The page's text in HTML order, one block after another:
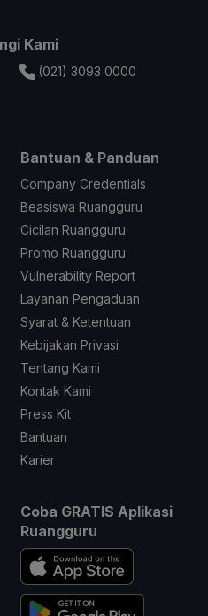
Kami
(021) 3093 0000
Bantuan & Panduan
Company Credentials
Beasiswa Ruangguru
Cicilan Ruangguru
Promo Ruangguru
Vulnerability Report
Layanan Pengaduan
Syarat & Ketentuan
Kebijakan Privasi
Tentang Kami
Kontak Kami
Press Kit
Bantuan
Karier
Coba GRATIS Aplikasi
Ruangguru